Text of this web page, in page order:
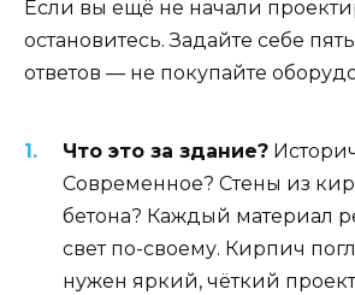
Если вы ещё не начали
остановитесь. Задайте себе
ответов — не покупайте
Что это за здание?
Современное? Стены из
бетона? Каждый материал
свет по-своему. Кирпич
нужен яркий, чёткий